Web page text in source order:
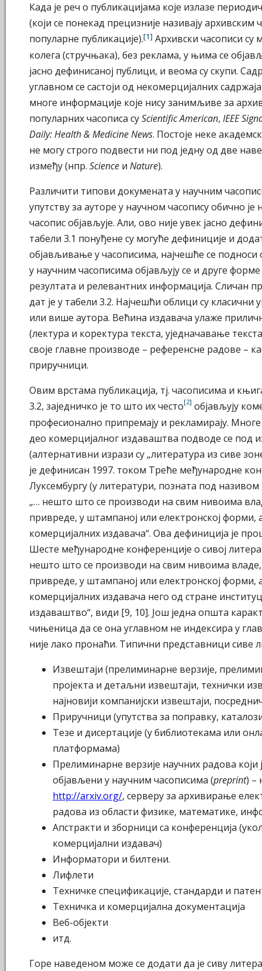
Када је реч о публикацијама које излазе
(који се понекад прецизније називају архивским
популарне публикације).[1] Архивски часописи су
колега (стручњака), без реклама, у њима се
јасно дефинисаној публици, и веома су скупи.
углавном се састоји од некомерцијалних
многе информације које нису занимљиве за
популарних часописа суScientific American, IEEE
Daily: Health & Medicine News. Постоје неке
не могу строго подвести ни под једну од две
између (нпр. Science и Nature).
Различити типови докумената у научним
упутству за ауторе у научном часопису обично је
часопис објављује. Али, ово није увек јасно
табели 3.1 понуђене су могуће дефиниције и
објављивање у часописима, најчешће се
у научним часописима објављују се и друге
резултата и релевантних информација. Сличан
дат је у табели 3.2. Најчешћи облици су класични
или више аутора. Већина издавача улаже
(лектура и коректура текста, уједначавање
своје главне производе – референсне радове –
приручници.
Овим врстама публикација, тј. часописима и
3.2, заједничко је то што их често[2] објављују
професионално припремају и рекламирају. Многе
део комерцијалног издаваштва подводе се под
(алтернативни изрази су „литература из сиве
је дефинисан 1997. током Треће међународне
Луксембургу (у литератури, позната под
„… нешто што се производи на свим нивоима
привреде, у штампаној или електронској форми,
комерцијалних издавача“. Ова дефиниција је
Шесте међународне конференције о сивој
нешто што се производи на свим нивоима владе,
привреде, у штампаној или електронској форми,
комерцијалних издавача него од стране
издаваштво“, види [9, 10]. Још једна општа
чињеница да се она углавном не индексира у
није лако пронаћи. Типични представници сиве
Извештаји (прелиминарне верзије,
пројекта и детаљни извештаји, технички
најновији компанијски извештаји,
Приручници (упутства за поправку,
Тезе и дисертације (у библиотекама или
платформама)
Прелиминарне верзије научних радова
објављени у научним часописима (preprint) –
http://arxiv.org/, серверу за архивирање
радова из области физике, математике,
Апстракти и зборници са конференција
комерцијални издавач)
Информатори и билтени.
Лифлети
Техничке спецификације, стандарди и
Техничка и комерцијална документација
Веб-објекти
итд.
Горе наведеном може се додати да је сиву